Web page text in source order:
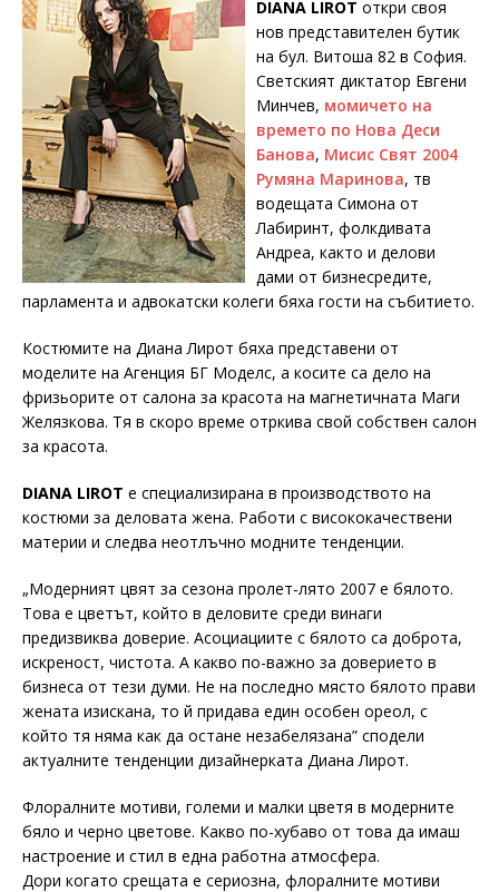
DIANA LIROT откри своя
нов представителен бутик
на бул. Витоша 82 в София.
Светският диктатор Eвгени
Минчев, момичето на
времето по Нова Деси
Банова, Мисис Свят 2004
Румяна Маринова, тв
водещата Симона от
Лабиринт, фолкдивата
Андреа, както и делови
дами от бизнесредите,
парламента и адвокатски колеги бяха гости на събитието.
Костюмите на Диана Лирот бяха представени от
моделите на Агенция БГ Моделс, а косите са дело на
фризьорите от салона за красота на магнетичната Маги
Желязкова. Тя в скоро време отркива свой собствен салон
за красота.
DIANA LIROT е специализирана в производството на
костюми за деловата жена. Работи с висококачествени
материи и следва неотлъчно модните тенденции.
„Модерният цвят за сезона пролет-лято 2007 е бялото.
Това е цветът, който в деловите среди винаги
предизвиква доверие. Асоциациите с бялото са доброта,
искреност, чистота. А какво по-важно за доверието в
бизнеса от тези думи. Не на последно място бялото прави
жената изискана, то й придава един особен ореол, с
който тя няма как да остане незабелязана” сподели
актуалните тенденции дизайнерката Диана Лирот.
Флоралните мотиви, големи и малки цветя в модерните
бяло и черно цветове. Какво по-хубаво от това да имаш
настроение и стил в една работна атмосфера.
Дори когато срещата е сериозна, флоралните мотиви